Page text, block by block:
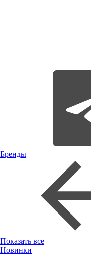
Бренды
Показать все
Новинки